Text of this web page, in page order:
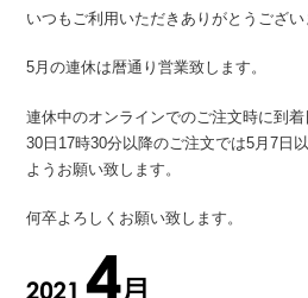
いつもご利用いただきありがとうござい
5月の連休は暦通り営業致します。
連休中のオンラインでのご注文時に到
30日17時30分以降のご注文では5月7日
ようお願い致します。
何卒よろしくお願い致します。